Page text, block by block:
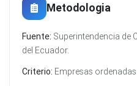
Metodologia
Fuente: Superintendencia de
del Ecuador.
Criterio: Empresas